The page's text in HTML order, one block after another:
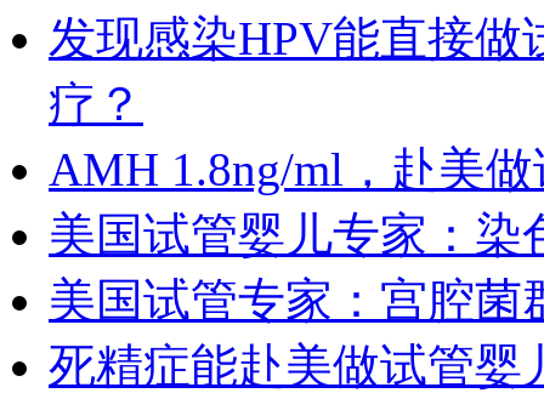
发现感染HPV能直接
疗？
AMH 1.8ng/ml，赴美
美国试管婴儿专家：
美国试管专家：宫腔
死精症能赴美做试管婴